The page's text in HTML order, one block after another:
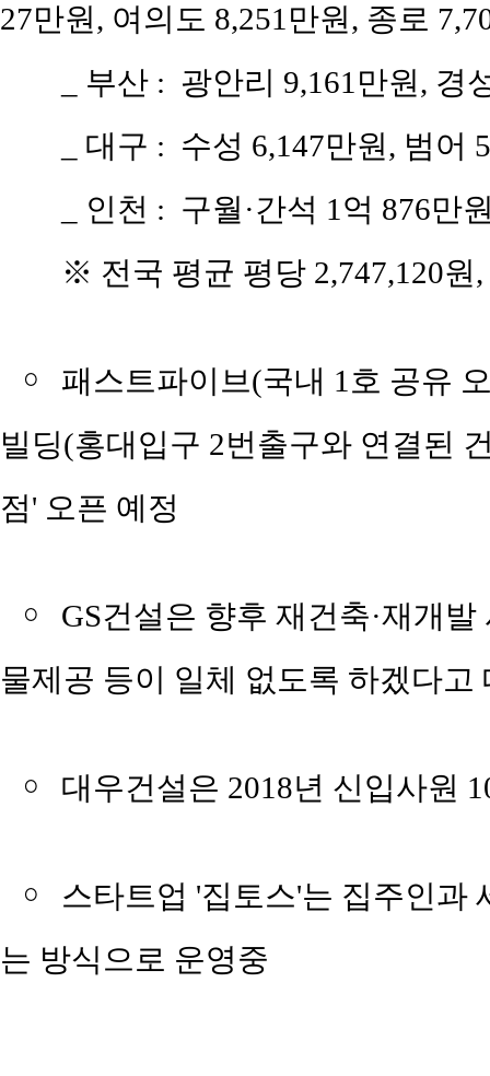
27만원, 여의도 8,251만원, 종로
_ 부산 : 광안리 9,161만원, 경
_ 대구 : 수성 6,147만원, 범어
_ 인천 : 구월·간석 1억 876만
※ 전국 평균 평당 2,747,120원
￮
패스트파이브(국내 1호 공유
빌딩(홍대입구 2번출구와 연결된
점' 오픈 예정
￮
GS건설은 향후 재건축·재개
물제공 등이 일체 없도록 하겠다고
￮ 대우건설은 2018년 신입사원
￮
스타트업 '집토스'는 집주인과
는 방식으로 운영중